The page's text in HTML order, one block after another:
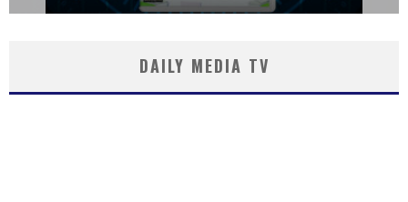
DAILY MEDIA TV